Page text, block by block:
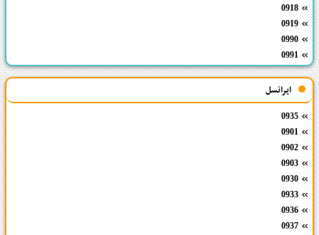
0918
0919
0990
0991
ایرانسل
0935
0901
0902
0903
0930
0933
0936
0937